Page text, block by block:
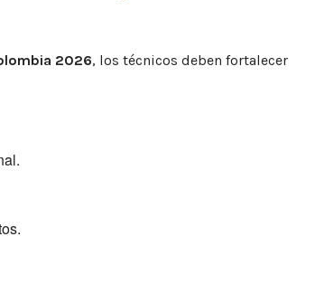
2026, los técnicos deben fortalecer